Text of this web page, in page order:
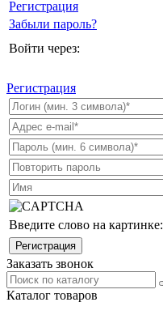
Регистрация
Забыли пароль?
Войти через:
Регистрация
Введите слово на картинке:
Заказать звонок
Каталог товаров